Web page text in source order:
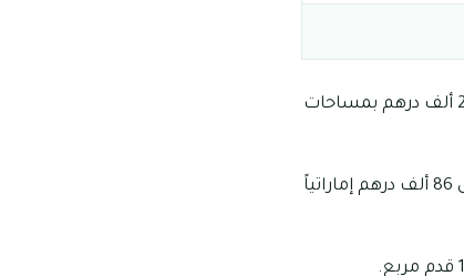
تبدأ أسعار إيجارات الاستديوهات في الكرامة أبوظبي من 25 ألف درهم إماراتي وتمتد لتصل إلى 29 ألف درهم بمساحات
تبدأ أسعار استئجار الشقق المكونة من غرفتين وصالة من 45 ألف درهم إماراتي وتمتد لتصل إلى 86 ألف درهم إماراتياً